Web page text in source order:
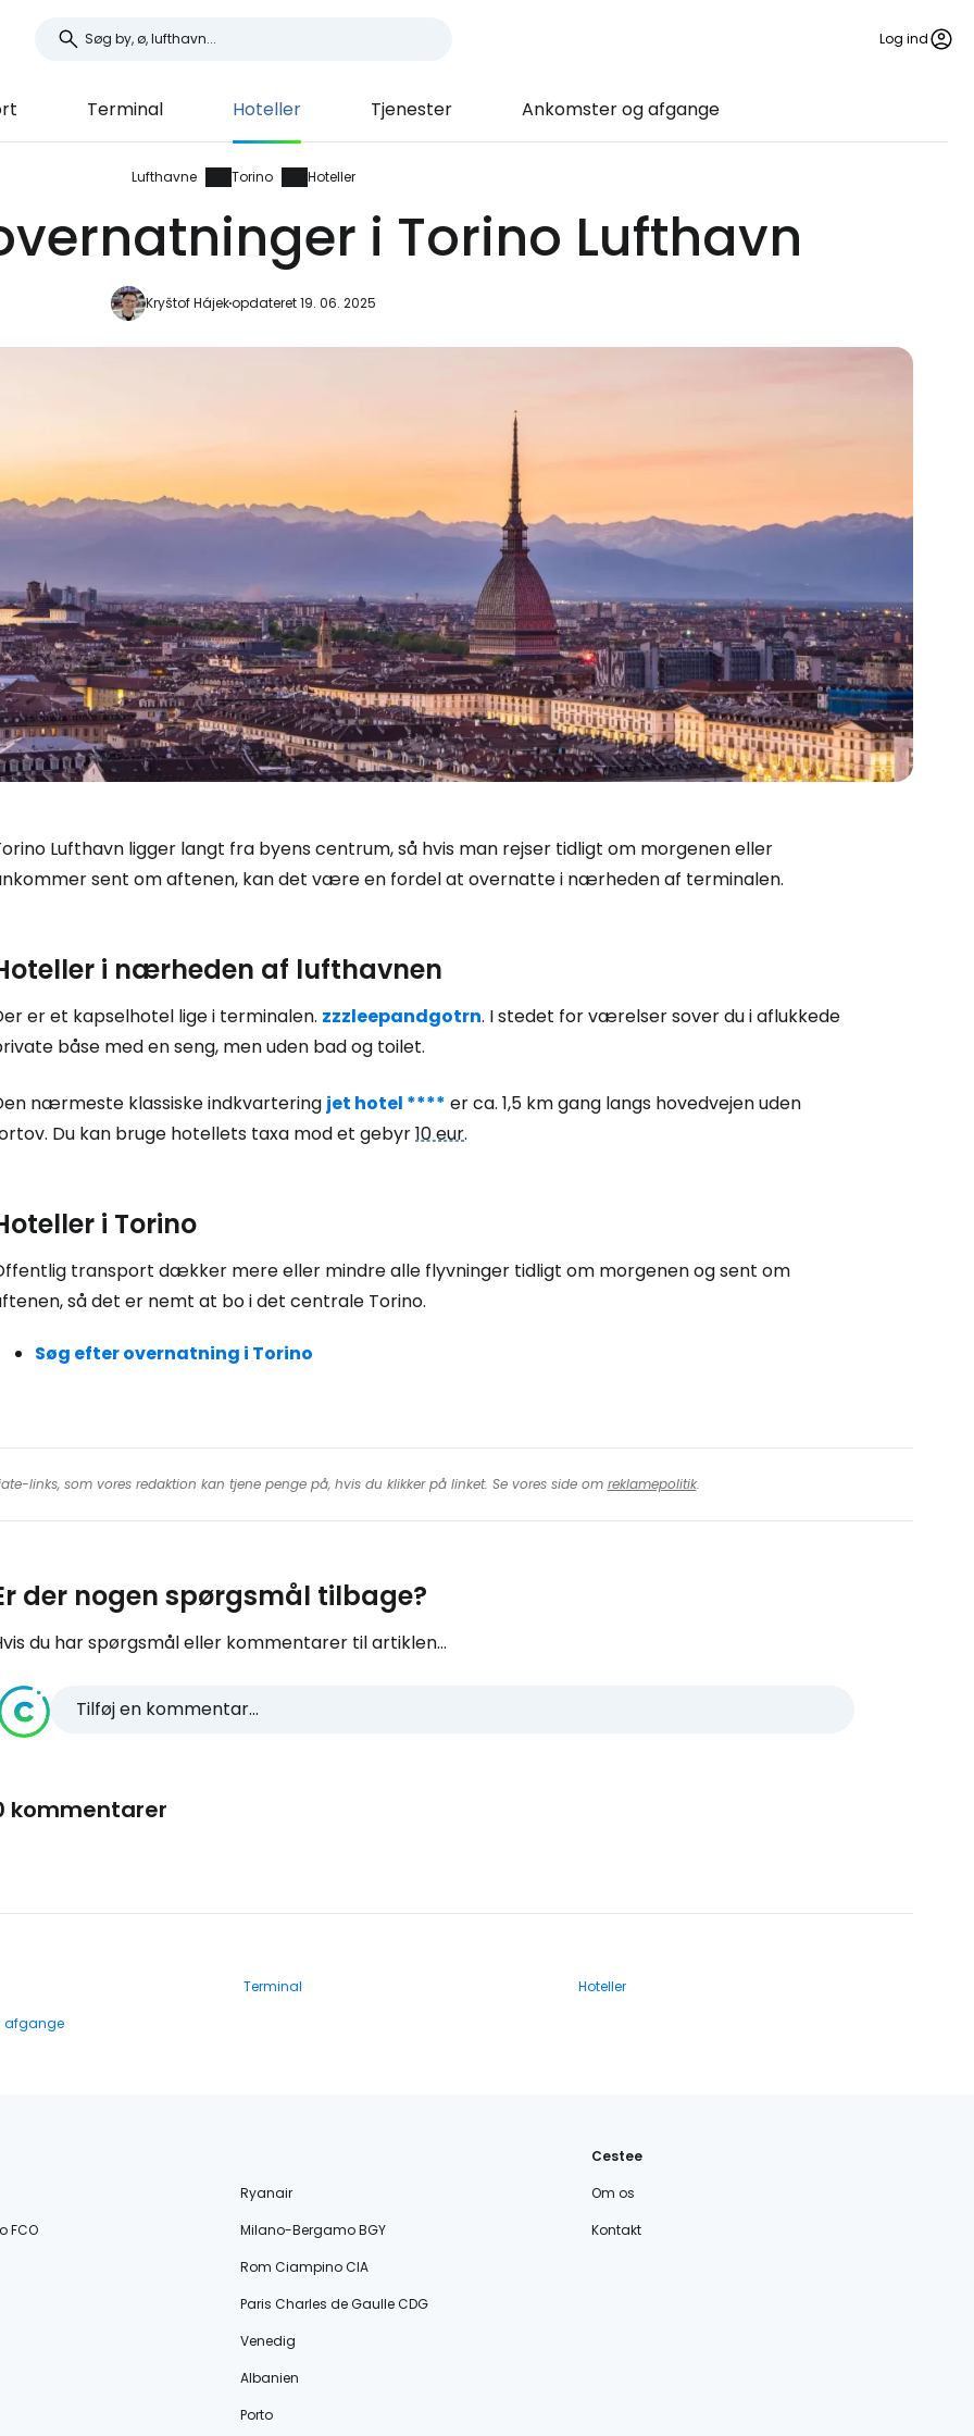
Log ind
Terminal Hoteller Tjenester Ankomster og afgange
Lufthavne Torino Hoteller
i Torino Lufthavn
Kryštof Hájekopdateret 19. 06. 2025
Lufthavn ligger langt fra byens centrum, så hvis man rejser tidligt om morgenen eller
sent om aftenen, kan det være en fordel at overnatte i nærheden af terminalen.
i nærheden af lufthavnen
er et kapselhotel lige i terminalen. zzzleepandgotrn. I stedet for værelser sover du i aflukkede
båse med en seng, men uden bad og toilet.
nærmeste klassiske indkvartering jet hotel **** er ca. 1,5 km gang langs hovedvejen uden
Du kan bruge hotellets taxa mod et gebyr10 eur.
i Torino
transport dækker mere eller mindre alle flyvninger tidligt om morgenen og sent om
så det er nemt at bo i det centrale Torino.
Søg efter overnatning i Torino
links, som vores redaktion kan tjene penge på, hvis du klikker på linket. Se vores side om reklamepolitik.
der nogen spørgsmål tilbage?
du har spørgsmål eller kommentarer til artiklen...
Tilføj en kommentar...
kommentarer
Terminal
Hoteller
afgange
Ryanair
FCO
Milano-Bergamo BGY
Rom Ciampino CIA
Paris Charles de Gaulle CDG
Venedig
Albanien
Porto
Cestee
Om os
Kontakt
Log ind på Cestee
Fortsæt med Google
Fortsæt med Facebook